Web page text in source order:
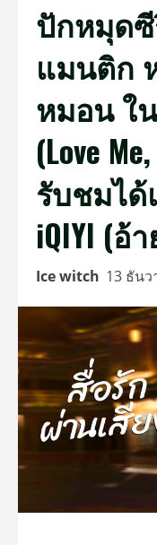
ปักหมุด
แมนติก
หมอน ใ
(Love
รับชมไ
iQIYI (อ้
Ice witch 13 ธัน